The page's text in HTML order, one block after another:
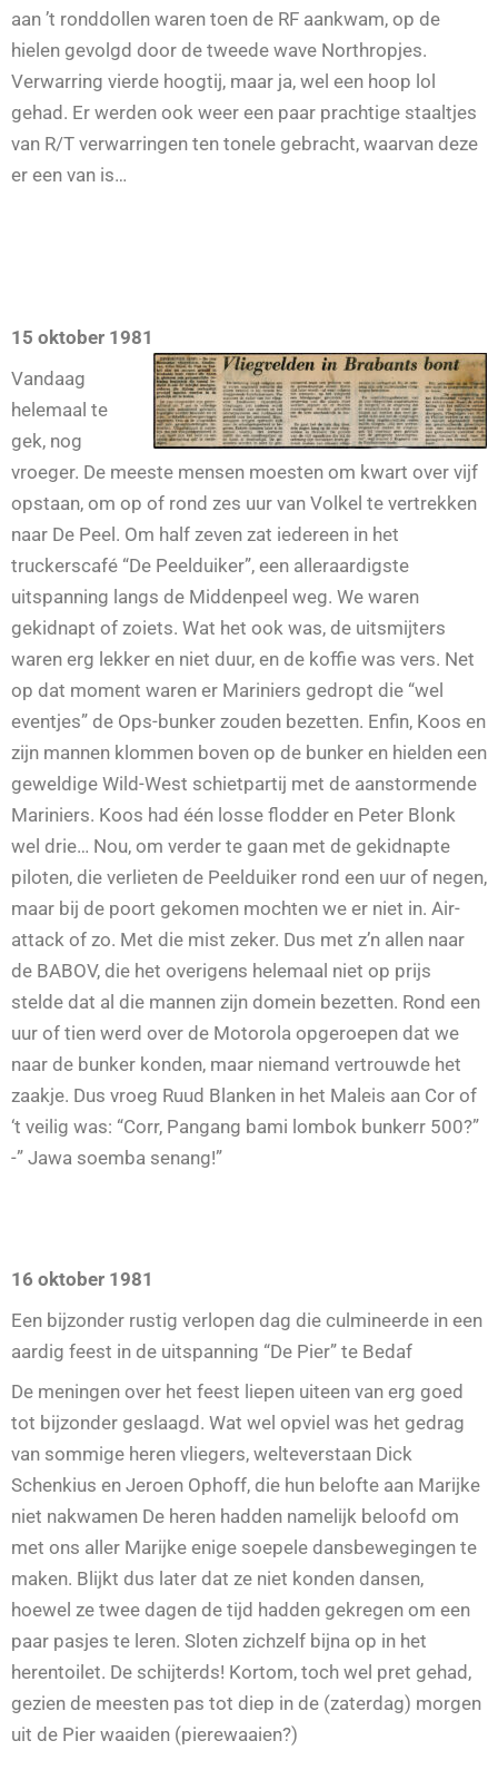
aan ’t ronddollen waren toen de RF aankwam, op de
hielen gevolgd door de tweede wave Northropjes.
Verwarring vierde hoogtij, maar ja, wel een hoop lol
gehad. Er werden ook weer een paar prachtige staaltjes
van R/T verwarringen ten tonele gebracht, waarvan deze
er een van is…
15 oktober 1981
Vandaag
helemaal te
gek, nog
vroeger. De meeste mensen moesten om kwart over vijf
opstaan, om op of rond zes uur van Volkel te vertrekken
naar De Peel. Om half zeven zat iedereen in het
truckerscafé “De Peelduiker”, een alleraardigste
uitspanning langs de Middenpeel weg. We waren
gekidnapt of zoiets. Wat het ook was, de uitsmijters
waren erg lekker en niet duur, en de koffie was vers. Net
op dat moment waren er Mariniers gedropt die “wel
eventjes” de Ops-bunker zouden bezetten. Enfin, Koos en
zijn mannen klommen boven op de bunker en hielden een
geweldige Wild-West schietpartij met de aanstormende
Mariniers. Koos had één losse flodder en Peter Blonk
wel drie… Nou, om verder te gaan met de gekidnapte
piloten, die verlieten de Peelduiker rond een uur of negen,
maar bij de poort gekomen mochten we er niet in. Air-
attack of zo. Met die mist zeker. Dus met z’n allen naar
de BABOV, die het overigens helemaal niet op prijs
stelde dat al die mannen zijn domein bezetten. Rond een
uur of tien werd over de Motorola opgeroepen dat we
naar de bunker konden, maar niemand vertrouwde het
zaakje. Dus vroeg Ruud Blanken in het Maleis aan Cor of
‘t veilig was: “Corr, Pangang bami lombok bunkerr 500?”
-” Jawa soemba senang!”
16 oktober 1981
Een bijzonder rustig verlopen dag die culmineerde in een
aardig feest in de uitspanning “De Pier” te Bedaf
De meningen over het feest liepen uiteen van erg goed
tot bijzonder geslaagd. Wat wel opviel was het gedrag
van sommige heren vliegers, welteverstaan Dick
Schenkius en Jeroen Ophoff, die hun belofte aan Marijke
niet nakwamen De heren hadden namelijk beloofd om
met ons aller Marijke enige soepele dansbewegingen te
maken. Blijkt dus later dat ze niet konden dansen,
hoewel ze twee dagen de tijd hadden gekregen om een
paar pasjes te leren. Sloten zichzelf bijna op in het
herentoilet. De schijterds! Kortom, toch wel pret gehad,
gezien de meesten pas tot diep in de (zaterdag) morgen
uit de Pier waaiden (pierewaaien?)